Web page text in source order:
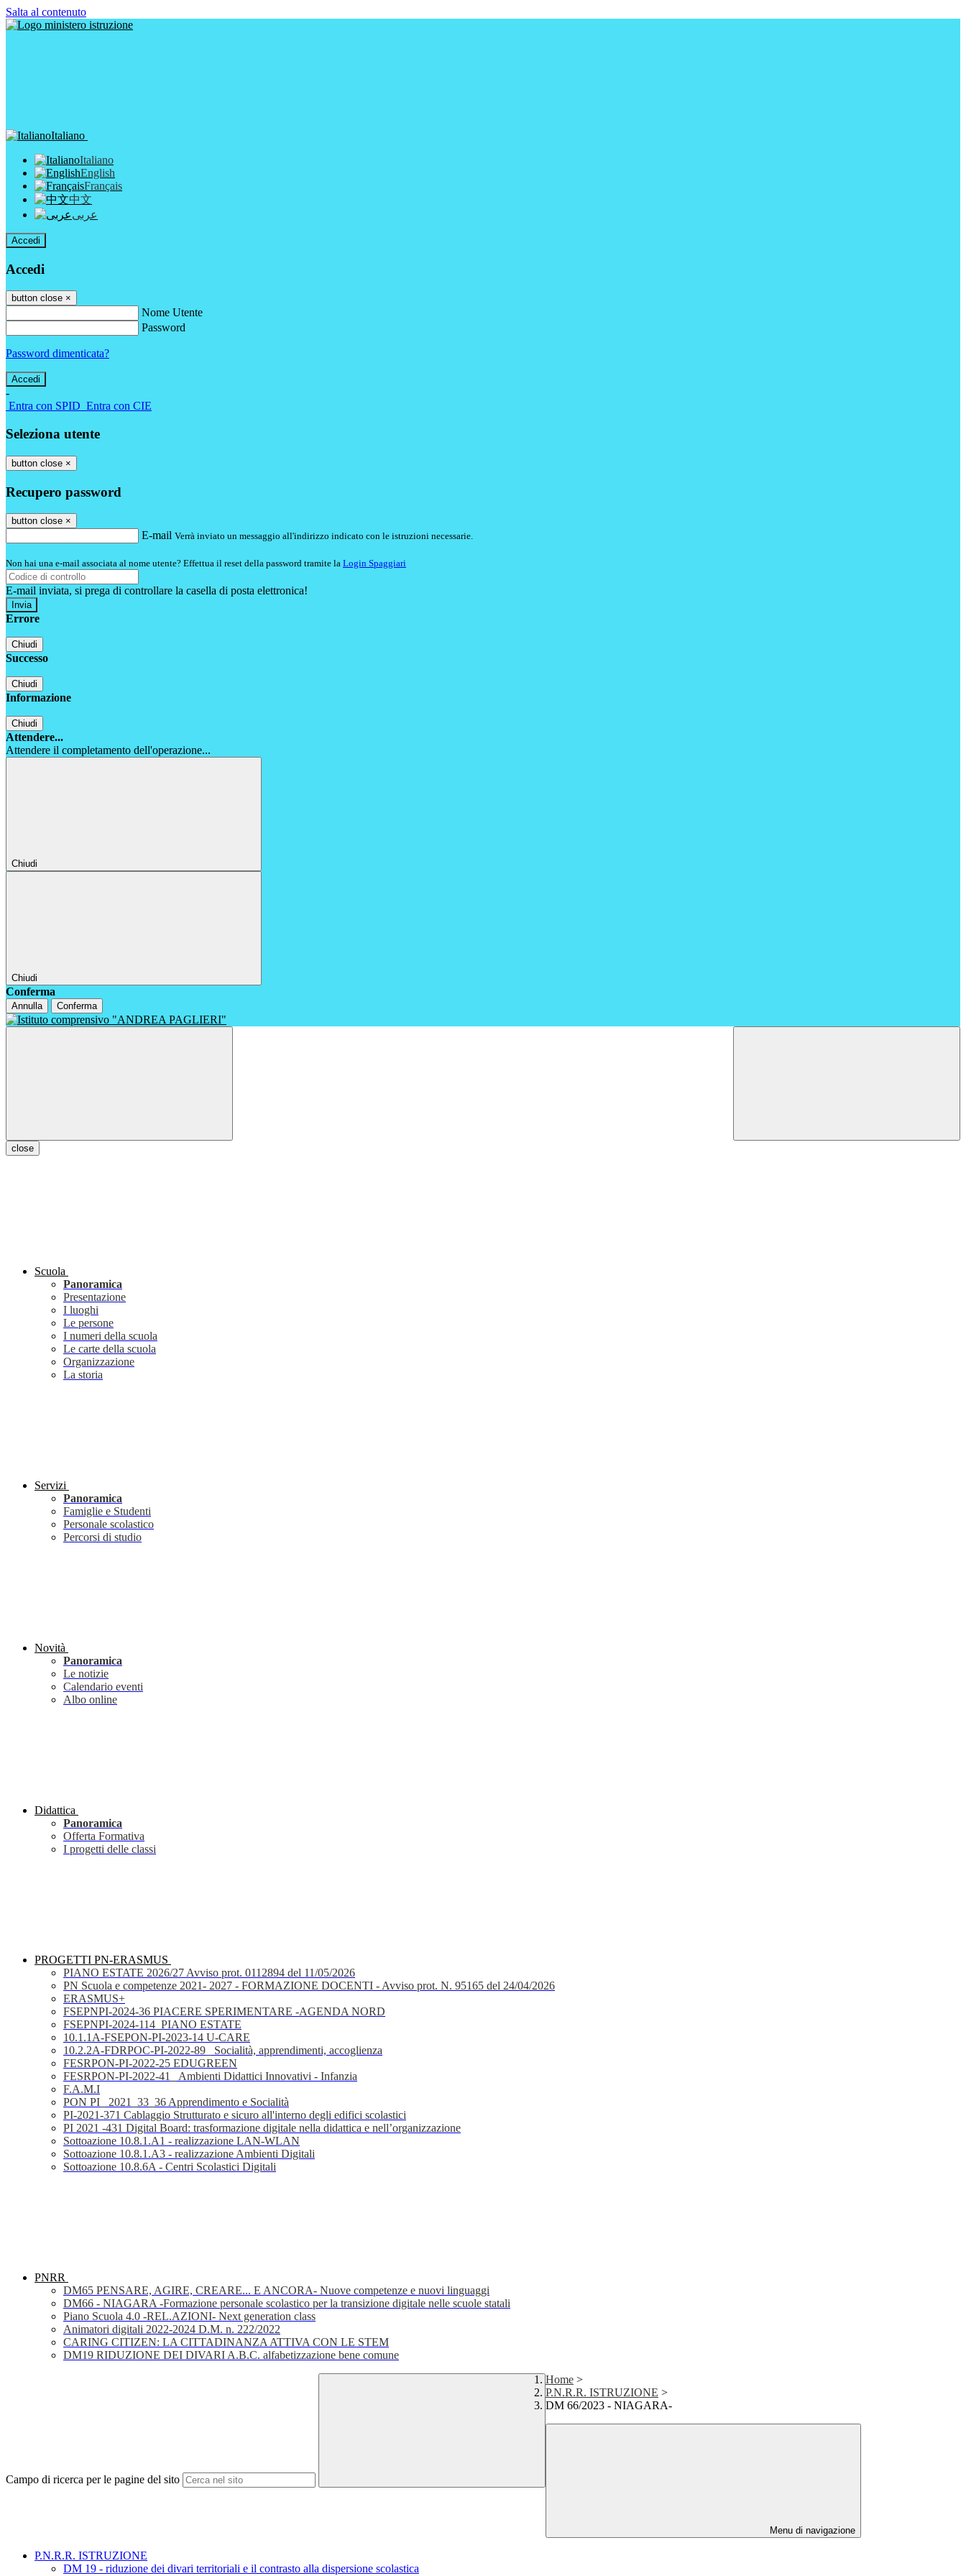
Salta al contenuto
Italiano
Italiano
English
Français
中文
عربى
Accedi
Accedi
button close ×
Nome Utente
Password
Password dimenticata?
-
Entra con SPID Entra con CIE
Seleziona utente
button close ×
Recupero password
button close ×
E-mail Verrà inviato un messaggio all'indirizzo indicato con le istruzioni necessarie.
Non hai una e-mail associata al nome utente? Effettua il reset della password tramite la Login Spaggiari
E-mail inviata, si prega di controllare la casella di posta elettronica!
Errore
Chiudi
Successo
Chiudi
Informazione
Chiudi
Attendere...
Attendere il completamento dell'operazione...
Chiudi
Chiudi
Conferma
Annulla Conferma
close
Scuola
Panoramica
Presentazione
I luoghi
Le persone
I numeri della scuola
Le carte della scuola
Organizzazione
La storia
Servizi
Panoramica
Famiglie e Studenti
Personale scolastico
Percorsi di studio
Novità
Panoramica
Le notizie
Calendario eventi
Albo online
Didattica
Panoramica
Offerta Formativa
I progetti delle classi
PROGETTI PN-ERASMUS
PIANO ESTATE 2026/27 Avviso prot. 0112894 del 11/05/2026
PN Scuola e competenze 2021- 2027 - FORMAZIONE DOCENTI - Avviso prot. N. 95165 del 24/04/2026
ERASMUS+
FSEPNPI-2024-36 PIACERE SPERIMENTARE -AGENDA NORD
FSEPNPI-2024-114_PIANO ESTATE
10.1.1A-FSEPON-PI-2023-14 U-CARE
10.2.2A-FDRPOC-PI-2022-89_ Socialità, apprendimenti, accoglienza
FESRPON-PI-2022-25 EDUGREEN
FESRPON-PI-2022-41_ Ambienti Didattici Innovativi - Infanzia
F.A.M.I
PON PI_ 2021_33_36 Apprendimento e Socialità
PI-2021-371 Cablaggio Strutturato e sicuro all'interno degli edifici scolastici
PI 2021 -431 Digital Board: trasformazione digitale nella didattica e nell’organizzazione
Sottoazione 10.8.1.A1 - realizzazione LAN-WLAN
Sottoazione 10.8.1.A3 - realizzazione Ambienti Digitali
Sottoazione 10.8.6A - Centri Scolastici Digitali
PNRR
DM65 PENSARE, AGIRE, CREARE... E ANCORA- Nuove competenze e nuovi linguaggi
DM66 - NIAGARA -Formazione personale scolastico per la transizione digitale nelle scuole statali
Piano Scuola 4.0 -REL.AZIONI- Next generation class
Animatori digitali 2022-2024 D.M. n. 222/2022
CARING CITIZEN: LA CITTADINANZA ATTIVA CON LE STEM
DM19 RIDUZIONE DEI DIVARI A.B.C. alfabetizzazione bene comune
Campo di ricerca per le pagine del sito
Home >
P.N.R.R. ISTRUZIONE >
DM 66/2023 - NIAGARA-
Menu di navigazione
P.N.R.R. ISTRUZIONE
DM 19 - riduzione dei divari territoriali e il contrasto alla dispersione scolastica